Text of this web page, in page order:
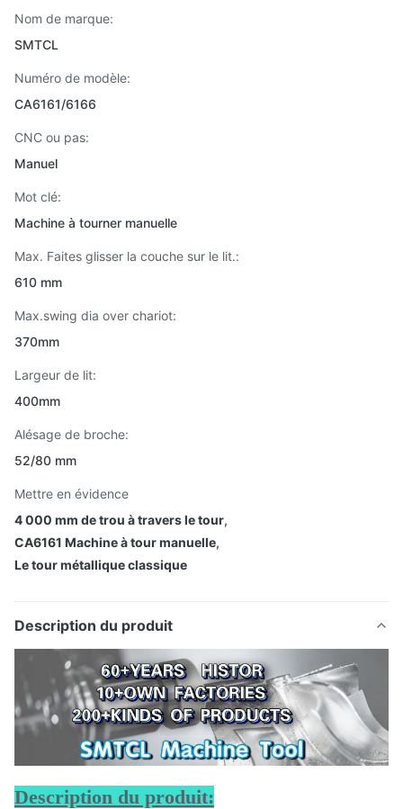
Nom de marque:
SMTCL
Numéro de modèle:
CA6161/6166
CNC ou pas:
Manuel
Mot clé:
Machine à tourner manuelle
Max. Faites glisser la couche sur le lit.:
610 mm
Max.swing dia over chariot:
370mm
Largeur de lit:
400mm
Alésage de broche:
52/80 mm
Mettre en évidence
4 000 mm de trou à travers le tour,
CA6161 Machine à tour manuelle,
Le tour métallique classique
Description du produit
Description du produit: